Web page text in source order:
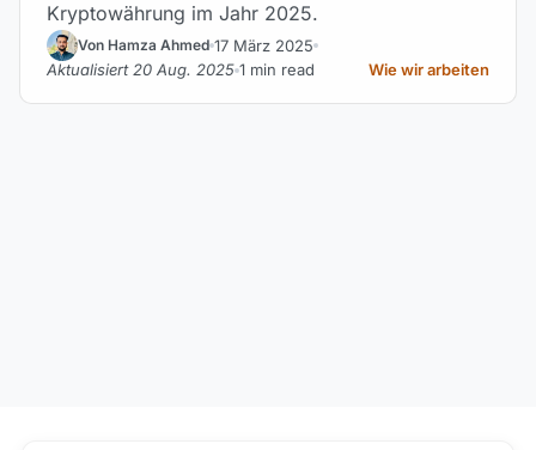
Kryptowährung im Jahr 2025.
Von Hamza Ahmed 17 März 2025
Aktualisiert 20 Aug. 2025 1 min read Wie wir arbeiten